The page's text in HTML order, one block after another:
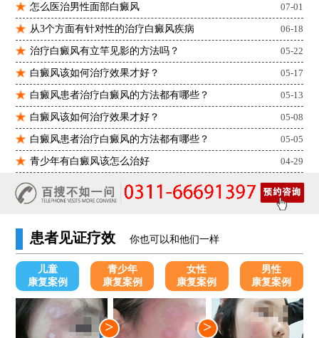
怎么医治男性面部白癜风 07-01
从3个方面有针对性的治疗白癜风疾病 06-18
治疗白癜风有立竿见影的方法吗？ 05-22
白癜风该如何治疗效果才好？ 05-17
白癜风患者治疗白癜风的方法都有哪些？ 05-13
白癜风该如何治疗效果才好？ 05-08
白癜风患者治疗白癜风的方法都有哪些？ 05-05
青少年有白癜风该怎么治好 04-29
患者见证疗效 你也可以和他们一样
儿童
康复案例
青少年
康复案例
女性
康复案例
男性
康复案例
> >